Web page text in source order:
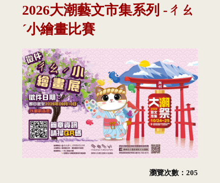
2026大潮藝文市集系列 -ㄔㄠ
ˊ小繪畫比賽
瀏覽次數：205